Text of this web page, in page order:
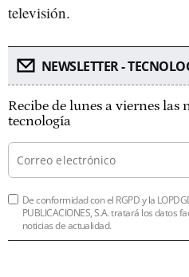
televisión.
NEWSLETTER -
Recibe de lunes a viernes las
tecnología
De conformidad con el RGPD y la
PUBLICACIONES, S.A. tratará los datos
noticias de actualidad.